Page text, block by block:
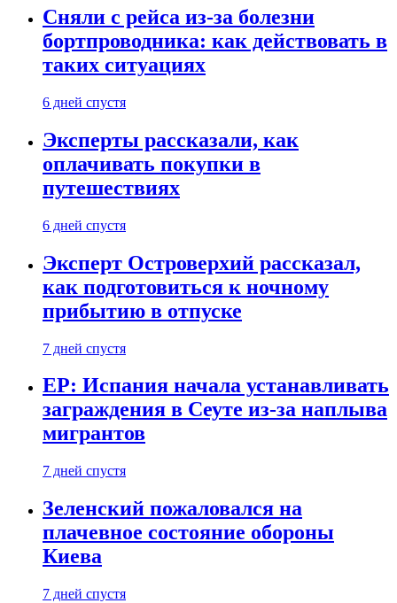
Сняли с рейса из-за болезни
бортпроводника: как действовать в
таких ситуациях
6 дней спустя
Эксперты рассказали, как
оплачивать покупки в
путешествиях
6 дней спустя
Эксперт Островерхий рассказал,
как подготовиться к ночному
прибытию в отпуске
7 дней спустя
EP: Испания начала устанавливать
заграждения в Сеуте из-за наплыва
мигрантов
7 дней спустя
Зеленский пожаловался на
плачевное состояние обороны
Киева
7 дней спустя